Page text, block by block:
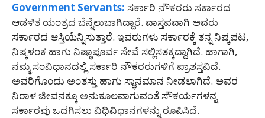
Government Servants: ಸರ್ಕಾರಿ ನೌಕರರು ಸರ್ಕಾರದ
ಆಡಳಿತ ಯಂತ್ರದ ಬೆನ್ನೆಲುಬಾಗಿದ್ದಾರೆ. ವಾಸ್ತವವಾಗಿ ಅವರು
ಸರ್ಕಾರದ ಆಸ್ತಿಯೆನ್ನಿಸುತ್ತಾರೆ. ಇವರುಗಳು ಸರ್ಕಾರಕ್ಕೆ ತನ್ನ ನಿಷ್ಕಪಟ,
ನಿಷ್ಕಳಂಕ ಹಾಗು ನಿಷ್ಠಾಪೂರ್ವ ಸೇವೆ ಸಲ್ಲಿಸತಕ್ಕದ್ದಾಗಿದೆ. ಹಾಗಾಗಿ,
ನಮ್ಮ ಸಂವಿಧಾನದಲ್ಲಿ ಸರ್ಕಾರಿ ನೌಕರರುಗಳಿಗೆ ಪ್ರಾಶಸ್ತವಿದೆ.
ಅವರಿಗೊಂದು ಅಂತಸ್ತು ಹಾಗು ಸ್ಥಾನಮಾನ ನೀಡಲಾಗಿದೆ. ಅವರ
ನಿರಾಳ ಜೀವನಕ್ಕೂ ಅನುಕೂಲವಾಗುವಂತೆ ಸೌಕರ್ಯಗಳನ್ನ
ಸರ್ಕಾರವು ಒದಗಿಸಲು ವಿಧಿವಿಧಾನಗಳನ್ನು ರೂಪಿಸಿದೆ.